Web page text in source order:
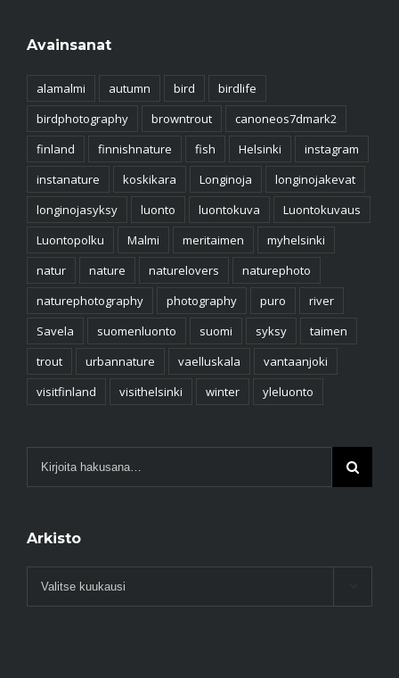
Avainsanat
alamalmi autumn bird
birdlife
birdphotography
browntrout
canoneos7dmark2
finland
finnishnature fish Helsinki
instagram
instanature
koskikara Longinoja
longinojakevat
longinojasyksy
luonto luontokuva
Luontokuvaus
Luontopolku
Malmi meritaimen
myhelsinki
natur
nature naturelovers
naturephoto
naturephotography
photography puro
river
Savela
suomenluonto suomi syksy
taimen
trout
urbannature vaelluskala
vantaanjoki
visitfinland
visithelsinki winter yleluonto
Arkisto
Arkisto